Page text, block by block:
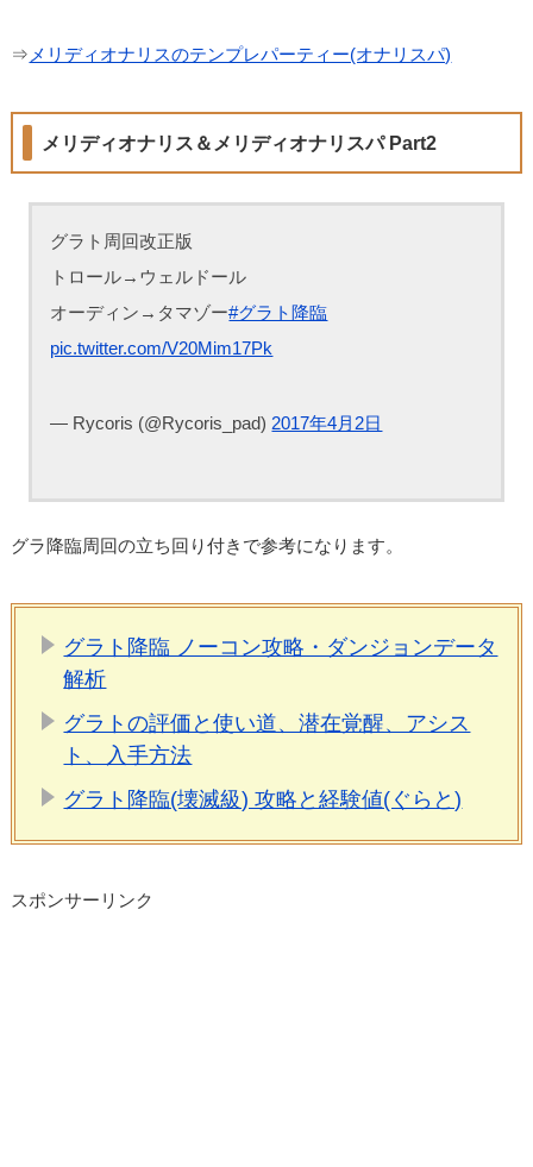
⇒ メリディオナリスのテンプレパーティー(オナリスパ)
メリディオナリス＆メリディオナリスパ Part2
グラト周回改正版
トロール→ウェルドール
オーディン→タマゾー#グラト降臨
pic.twitter.com/V20Mim17Pk
— Rycoris (@Rycoris_pad) 2017年4月2日
グラ降臨周回の立ち回り付きで参考になります。
グラト降臨 ノーコン攻略・ダンジョンデータ
解析
グラトの評価と使い道、潜在覚醒、アシス
ト、入手方法
グラト降臨(壊滅級) 攻略と経験値(ぐらと)
スポンサーリンク